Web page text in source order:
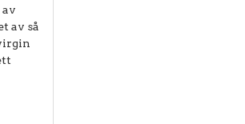
av så